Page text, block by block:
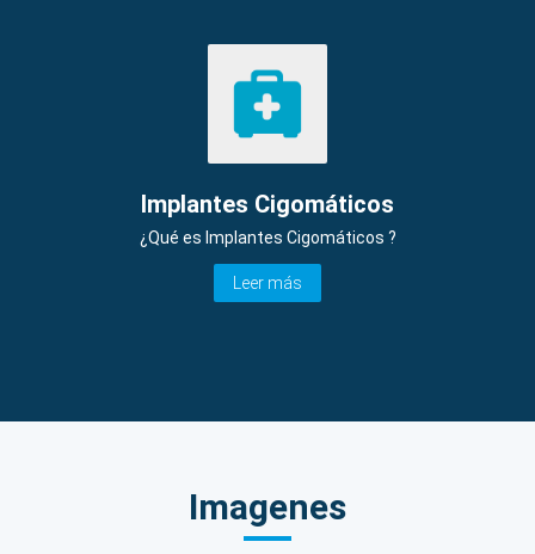
Implantes Cigomáticos
¿Qué es Implantes Cigomáticos ?
Leer más
Imagenes